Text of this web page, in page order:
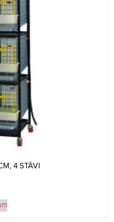
4 STĀVI